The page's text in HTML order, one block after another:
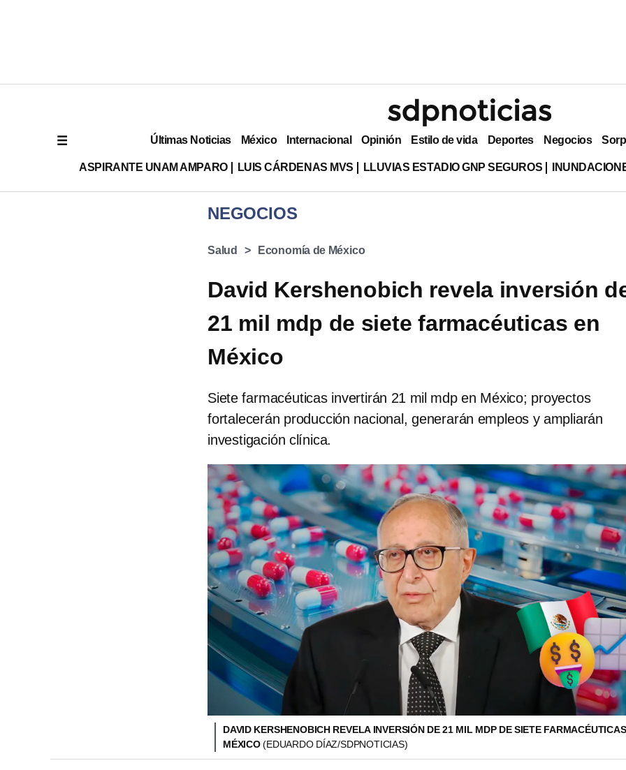
Últimas Noticias México Internacional Opinión Estilo de vida Deportes Negocios
ASPIRANTE UNAM AMPARO LUIS CÁRDENAS MVS LLUVIAS ESTADIO GNP SEGUROS
NEGOCIOS
Salud Economía de México
David Kershenobich revela inversión
21 mil mdp de siete farmacéuticas en
México
Siete farmacéuticas invertirán 21 mil mdp en México; proyectos
fortalecerán producción nacional, generarán empleos y ampliarán
investigación clínica.
DAVID KERSHENOBICH REVELA INVERSIÓN DE 21 MIL MDP DE SIETE
MÉXICO(EDUARDO DÍAZ/SDPNOTICIAS)